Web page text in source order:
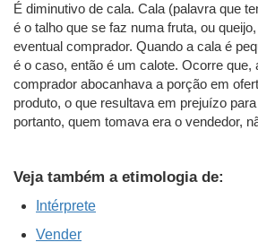
É diminutivo de cala. Cala (palavra que
é o talho que se faz numa fruta, ou
eventual comprador. Quando a cala é
é o caso, então é um calote. Ocorre que,
comprador abocanhava a porção em
produto, o que resultava em prejuízo
portanto, quem tomava era o vendedor,
Veja também a etimologia de:
Intérprete
Vender